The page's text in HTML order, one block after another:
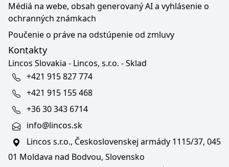
Médiá na webe, obsah generovaný AI a vyhlásenie o
ochranných známkach
Poučenie o práve na odstúpenie od zmluvy
Kontakty
Lincos Slovakia - Lincos, s.r.o. - Sklad
+421 915 827 774
+421 915 155 468
+36 30 343 6714
info@lincos.sk
Lincos s.r.o., Československej armády 1115/37, 045
01 Moldava nad Bodvou, Slovensko